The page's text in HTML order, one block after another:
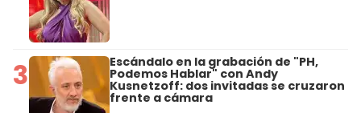
3 Escándalo en la grabación de "PH,
Podemos Hablar" con Andy
Kusnetzoff: dos invitadas se cruzaron
frente a cámara